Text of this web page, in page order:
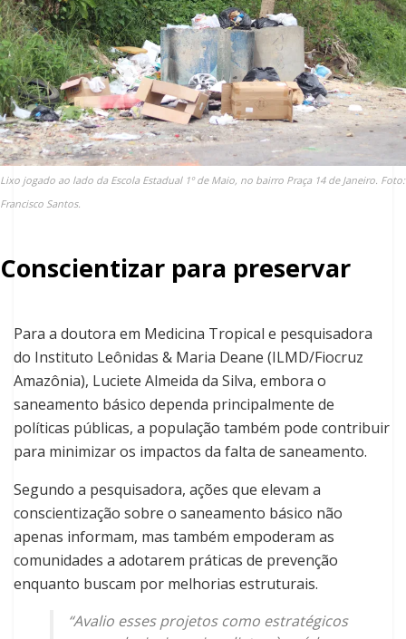
Lixo jogado ao lado da Escola Estadual 1º de Maio, no bairro Praça 14 de Janeiro. Foto:
Francisco Santos.
Conscientizar para preservar
Para a doutora em Medicina Tropical e pesquisadora
do Instituto Leônidas & Maria Deane (ILMD/Fiocruz
Amazônia), Luciete Almeida da Silva, embora o
saneamento básico dependa principalmente de
políticas públicas, a população também pode contribuir
para minimizar os impactos da falta de saneamento.
Segundo a pesquisadora, ações que elevam a
conscientização sobre o saneamento básico não
apenas informam, mas também empoderam as
comunidades a adotarem práticas de prevenção
enquanto buscam por melhorias estruturais.
“Avalio esses projetos como estratégicos